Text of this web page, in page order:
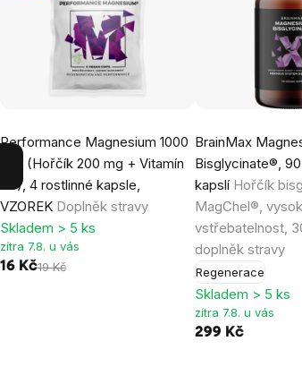
Performance Magnesium 1000
mg, (Hořčík 200 mg + Vitamín
B6), 4 rostlinné kapsle,
VZOREK Doplněk stravy
Skladem > 5 ks
zítra 7.8. u vás
16 Kč19 Kč
BrainMax
Bisglycinate®,
kapslí Hořčík
MagChel®,
vstřebatelnost,
doplněk stravy
Regenerace
Skladem > 5 ks
zítra 7.8. u vás
299 Kč